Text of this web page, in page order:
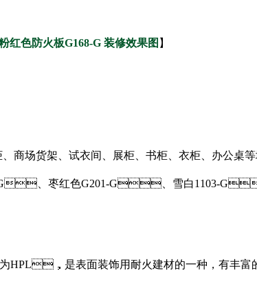
红色防火板G168-G 装修效果图 】
商场货架、试衣间、展柜、书柜、衣柜、办公桌等地
、枣红色G201-G、雪白1103-G、
HPL，是表面装饰用耐火建材的一种，有丰富